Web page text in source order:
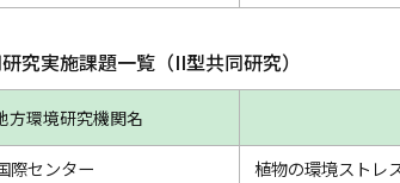
究実施課題一覧（II型共同研究）
方環境研究機関名
際センター 植物の環境ストレ